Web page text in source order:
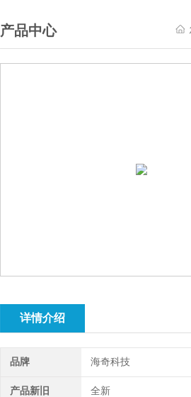
产品中心
详情介绍
品牌 海奇科技
产品新旧 全新